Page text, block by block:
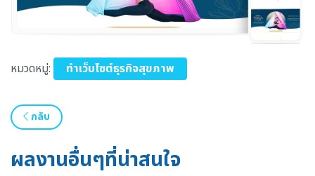
หมวดหมู่: ทำเว็บไซต์ธุรกิจสุขภาพ
กลับ
ผลงานอื่นๆที่น่าสนใจ